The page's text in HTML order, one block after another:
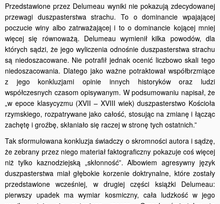
Przedstawione przez Delumeau wyniki nie pokazują zdecydowanej
przewagi duszpasterstwa strachu. To o dominancie wpajającej
poczucie winy albo zatrważającej i to o dominancie kojącej mniej
więcej się równoważą. Delumeau wymienił kilka powodów, dla
których sądzi, że jego wyliczenia odnośnie duszpasterstwa strachu
są niedoszacowane. Nie potrafił jednak ocenić liczbowo skali tego
niedoszacowania. Dlatego jako ważne potraktował współbrzmiące
z jego konkluzjami opinie innych historyków oraz ludzi
współczesnych czasom opisywanym. W podsumowaniu napisał, że
„w epoce klasycyzmu (XVII – XVIII wiek) duszpasterstwo Kościoła
rzymskiego, rozpatrywane jako całość, stosując na zmianę i łącząc
zachętę i groźbę, skłaniało się raczej w stronę tych ostatnich.”
Tak sformułowana konkluzja świadczy o skromności autora i sądzę,
że zebrany przez niego materiał faktograficzny pokazuje coś więcej
niż tylko kaznodziejską „skłonność”. Albowiem agresywny język
duszpasterstwa miał głębokie korzenie doktrynalne, które zostały
przedstawione wcześniej, w drugiej części książki Delumeau:
pierwszy upadek ma wymiar kosmiczny, cała ludzkość w jego